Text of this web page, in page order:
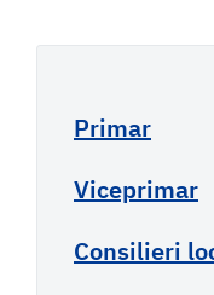
Primar
Viceprimar
Consilieri